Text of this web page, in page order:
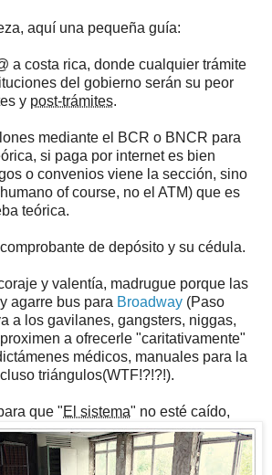
aquí una pequeña guía:
a costa rica, donde cualquier trámite
del gobierno serán su peor
y post-trámites.
mediante el BCR o BNCR para
si paga por internet es bien
o convenios viene la sección, sino
of course, no el ATM) que es
teórica.
de depósito y su cédula.
y valentía, madrugue porque las
agarre bus para Broadway (Paso
a los gavilanes, gangsters, niggas,
a ofrecerle "caritativamente"
médicos, manuales para la
triángulos(WTF!?!?!).
que "El sistema" no esté caído,